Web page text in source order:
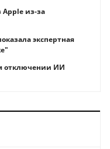
Apple из-за
экспертная
отключении ИИ